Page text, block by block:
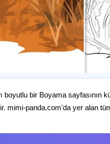
bir Boyama sayfasının
mimi-panda.com'da yer alan